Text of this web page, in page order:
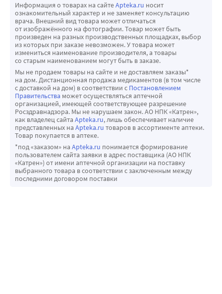
• левожелудочковая сердечная недостаточность с
низким давлением наполнения желудочков.
Следует соблюдать осторожность при одновременном
применении с препаратами, которые могут повлиять на
печеночный метаболизм (например, ингибиторов ФДЭ-5,
антагонистов «медленных» кальциевых каналов, иАПФ и
циметидина).
Специальные меры предосторожности при уничтожении
неиспользованного лекарственного препарата.
Нет необходимости в специальных мерах
предосторожности при уничтожении
неиспользованного препарата Корнам®
Влияние на способность управлять транспортными
средствами и другими механизмами:
Препарат Корнам® в значительной мере влияет на
Информация о товарах на сайтеApteka.ru носит
ознакомительный характер и не заменяет консультацию
врача. Внешний вид товара может отличаться
от изображённого на фотографии. Товар может быть
произведен на разных производственных площадках, выбор
из которых при заказе невозможен. У товара может
измениться наименование производителя, а товары
со старым наименованием могут быть в заказе.
Мы не продаем товары на сайте и не доставляем заказы*
на дом. Дистанционная продажа медикаментов (в том числе
с доставкой на дом) в соответствии с Постановлением
Правительства может осуществляться аптечной
организацией, имеющей соответствующее разрешение
Росздравнадзора. Мы не нарушаем закон. АО НПК «Катрен»,
как владелец сайта Apteka.ru, лишь обеспечивает наличие
представленных на Apteka.ru товаров в ассортименте аптеки.
Товар покупается в аптеке.
*под «заказом» на Apteka.ru понимается формирование
пользователем сайта заявки в адрес поставщика (АО НПК
«Катрен») от имени аптечной организации на поставку
выбранного товара в соответствии с заключенным между
последними договором поставки